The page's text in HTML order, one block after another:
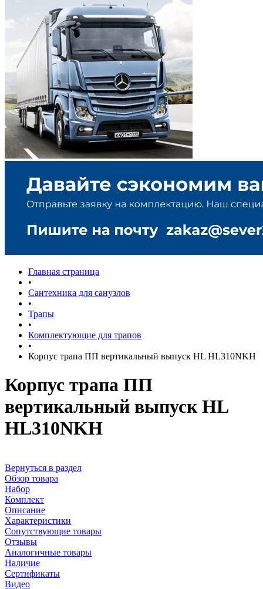
Главная страница
•
Сантехника для санузлов
•
Трапы
•
Комплектующие для трапов
•
Корпус трапа ПП вертикальный выпуск HL HL310NKH
Корпус трапа ПП
вертикальный выпуск HL
HL310NKH
Вернуться в раздел
Обзор товара
Набор
Комплект
Описание
Характеристики
Сопутствующие товары
Отзывы
Аналогичные товары
Наличие
Сертификаты
Видео